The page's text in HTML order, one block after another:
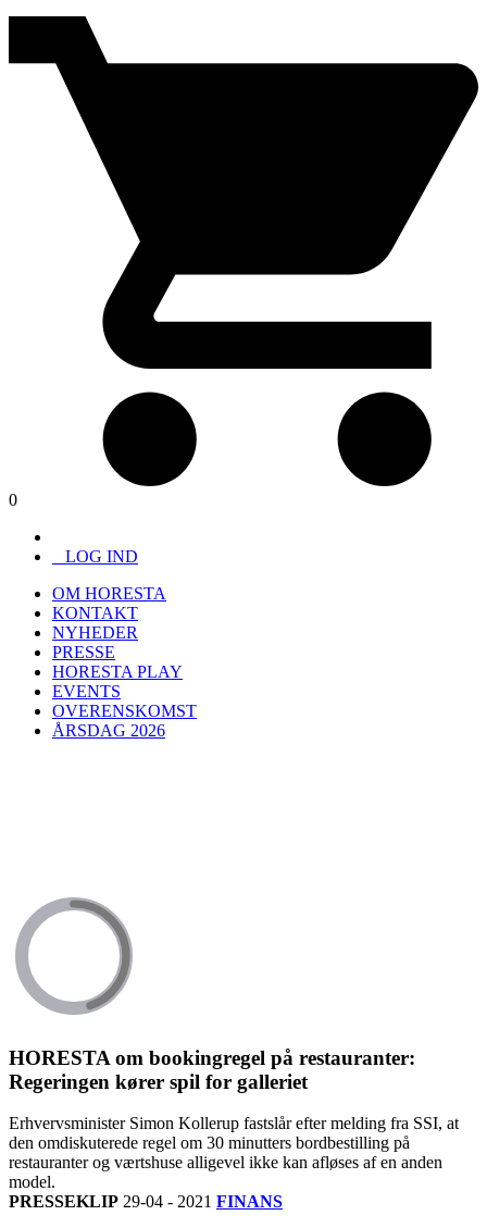
0
LOG IND
OM HORESTA
KONTAKT
NYHEDER
PRESSE
HORESTA PLAY
EVENTS
OVERENSKOMST
ÅRSDAG 2026
HORESTA om bookingregel på restauranter:
Regeringen kører spil for galleriet
Erhvervsminister Simon Kollerup fastslår efter melding fra SSI, at
den omdiskuterede regel om 30 minutters bordbestilling på
restauranter og værtshuse alligevel ikke kan afløses af en anden
model.
PRESSEKLIP 29-04 - 2021 FINANS